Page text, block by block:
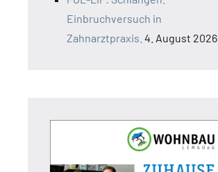
Einbruchversuch in
Zahnarztpraxis. 4. August 2026